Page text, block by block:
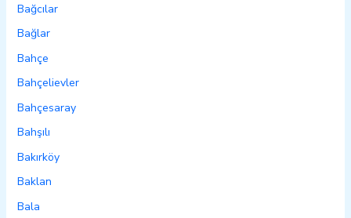
Bağcılar
Bağlar
Bahçe
Bahçelievler
Bahçesaray
Bahşılı
Bakırköy
Baklan
Bala